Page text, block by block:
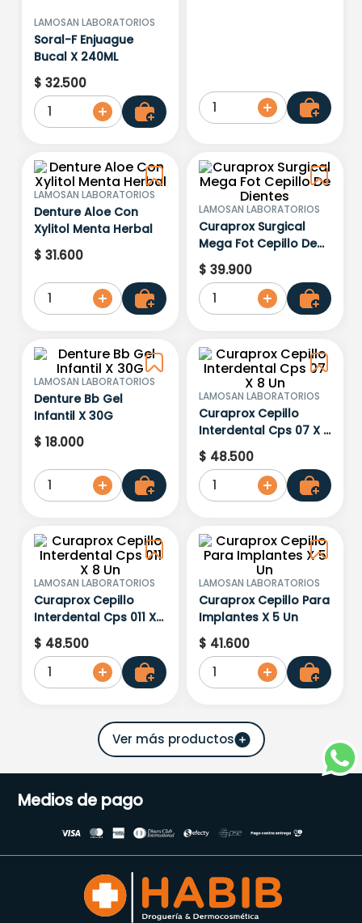
LAMOSAN LABORATORIOS
Soral-F Enjuague
Bucal X 240ML
$ 32.500
1 1
LAMOSAN LABORATORIOS
Denture Aloe Con
Xylitol Menta Herbal
$ 31.600
1
LAMOSAN LABORATORIOS
Curaprox Surgical
Mega Fot Cepillo De
Dientes
$ 39.900
1
LAMOSAN LABORATORIOS
Denture Bb Gel
Infantil X 30G
$ 18.000
1
LAMOSAN LABORATORIOS
Curaprox Cepillo
Interdental Cps 07 X 8
Un
$ 48.500
1
LAMOSAN LABORATORIOS
Curaprox Cepillo
Interdental Cps 011 X
8 Un
$ 48.500
1
LAMOSAN LABORATORIOS
Curaprox Cepillo Para
Implantes X 5 Un
$ 41.600
1
Medios de pago